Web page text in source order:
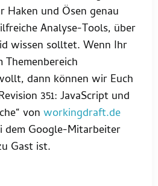
Haken und Ösen genau
Analyse-Tools, über
wissen solltet. Wenn Ihr
Themenbereich
dann können wir Euch
351: JavaScript und
von workingdraft.de
dem Google-Mitarbeiter
Gast ist.